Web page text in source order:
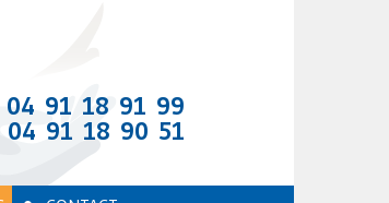
04 91 18 91 99
04 91 18 90 51